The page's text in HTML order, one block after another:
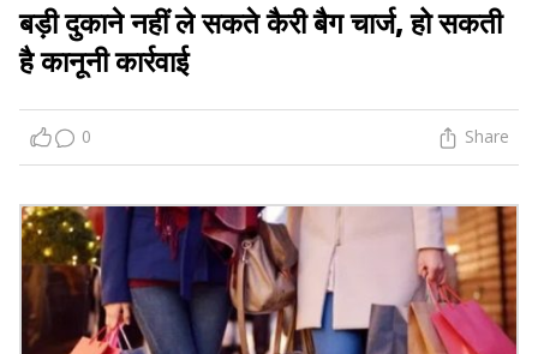
बड़ी दुकाने नहीं ले सकते कैरी बैग चार्ज, हो सकती
है कानूनी कार्रवाई
0 Share